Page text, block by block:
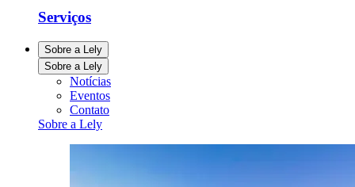
Serviços
Sobre a Lely
Sobre a Lely
Notícias
Eventos
Contato
Sobre a Lely